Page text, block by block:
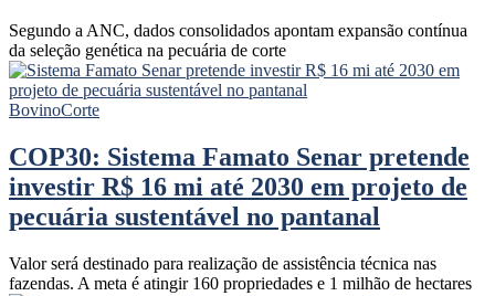
Segundo a ANC, dados consolidados apontam expansão contínua
da seleção genética na pecuária de corte
BovinoCorte
COP30: Sistema Famato Senar pretende
investir R$ 16 mi até 2030 em projeto de
pecuária sustentável no pantanal
Valor será destinado para realização de assistência técnica nas
fazendas. A meta é atingir 160 propriedades e 1 milhão de hectares